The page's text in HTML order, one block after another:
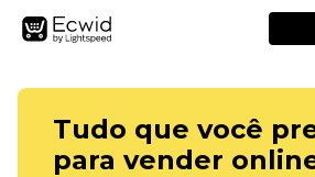
Tudo que você
para vender